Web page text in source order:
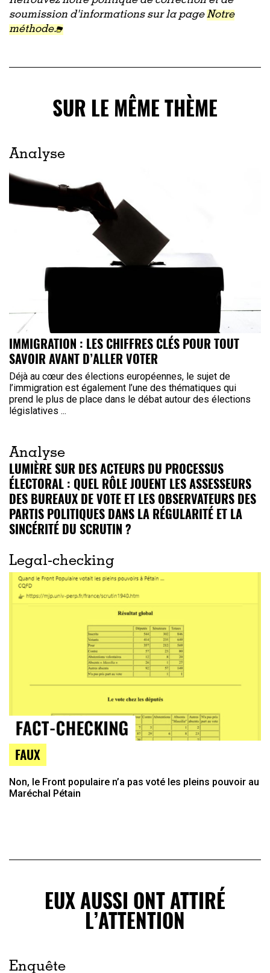
soumission d'informations sur la pageNotre
méthode.
SUR LE MÊME THÈME
Analyse
IMMIGRATION : LES CHIFFRES CLÉS POUR TOUT
SAVOIR AVANT D’ALLER VOTER
Déjà au cœur des élections européennes, le sujet de
l’immigration est également l’une des thématiques qui
prend le plus de place dans le débat autour des élections
législatives ...
Analyse
LUMIÈRE SUR DES ACTEURS DU PROCESSUS
ÉLECTORAL : QUEL RÔLE JOUENT LES ASSESSEURS
DES BUREAUX DE VOTE ET LES OBSERVATEURS DES
PARTIS POLITIQUES DANS LA RÉGULARITÉ ET LA
SINCÉRITÉ DU SCRUTIN ?
Legal-checking
FAUX
Non, le Front populaire n’a pas voté les pleins pouvoir au
Maréchal Pétain
EUX AUSSI ONT ATTIRÉ
L’ATTENTION
Enquête